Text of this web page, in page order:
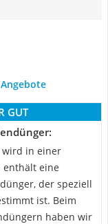
GUT
wird in einer
enthält eine
der speziell
ist. Beim
haben wir